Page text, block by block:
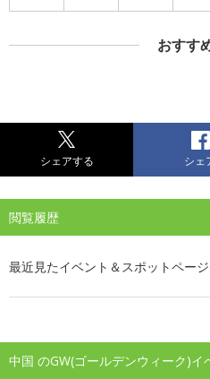
おすす
シェアする シェ
閲覧履歴
最近見たイベント＆スポットページ
中国 のGW(ゴールデンウィーク)